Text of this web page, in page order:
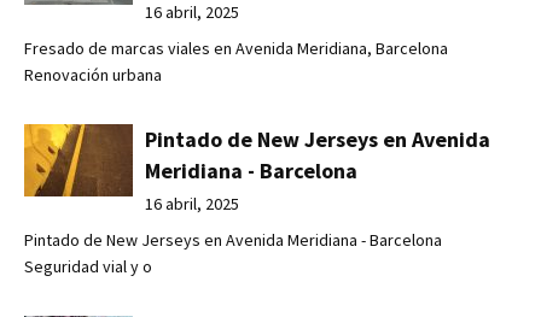
16 abril, 2025
Fresado de marcas viales en Avenida Meridiana, Barcelona
Renovación urbana
Pintado de New Jerseys en Avenida
Meridiana - Barcelona
16 abril, 2025
Pintado de New Jerseys en Avenida Meridiana - Barcelona
Seguridad vial y o